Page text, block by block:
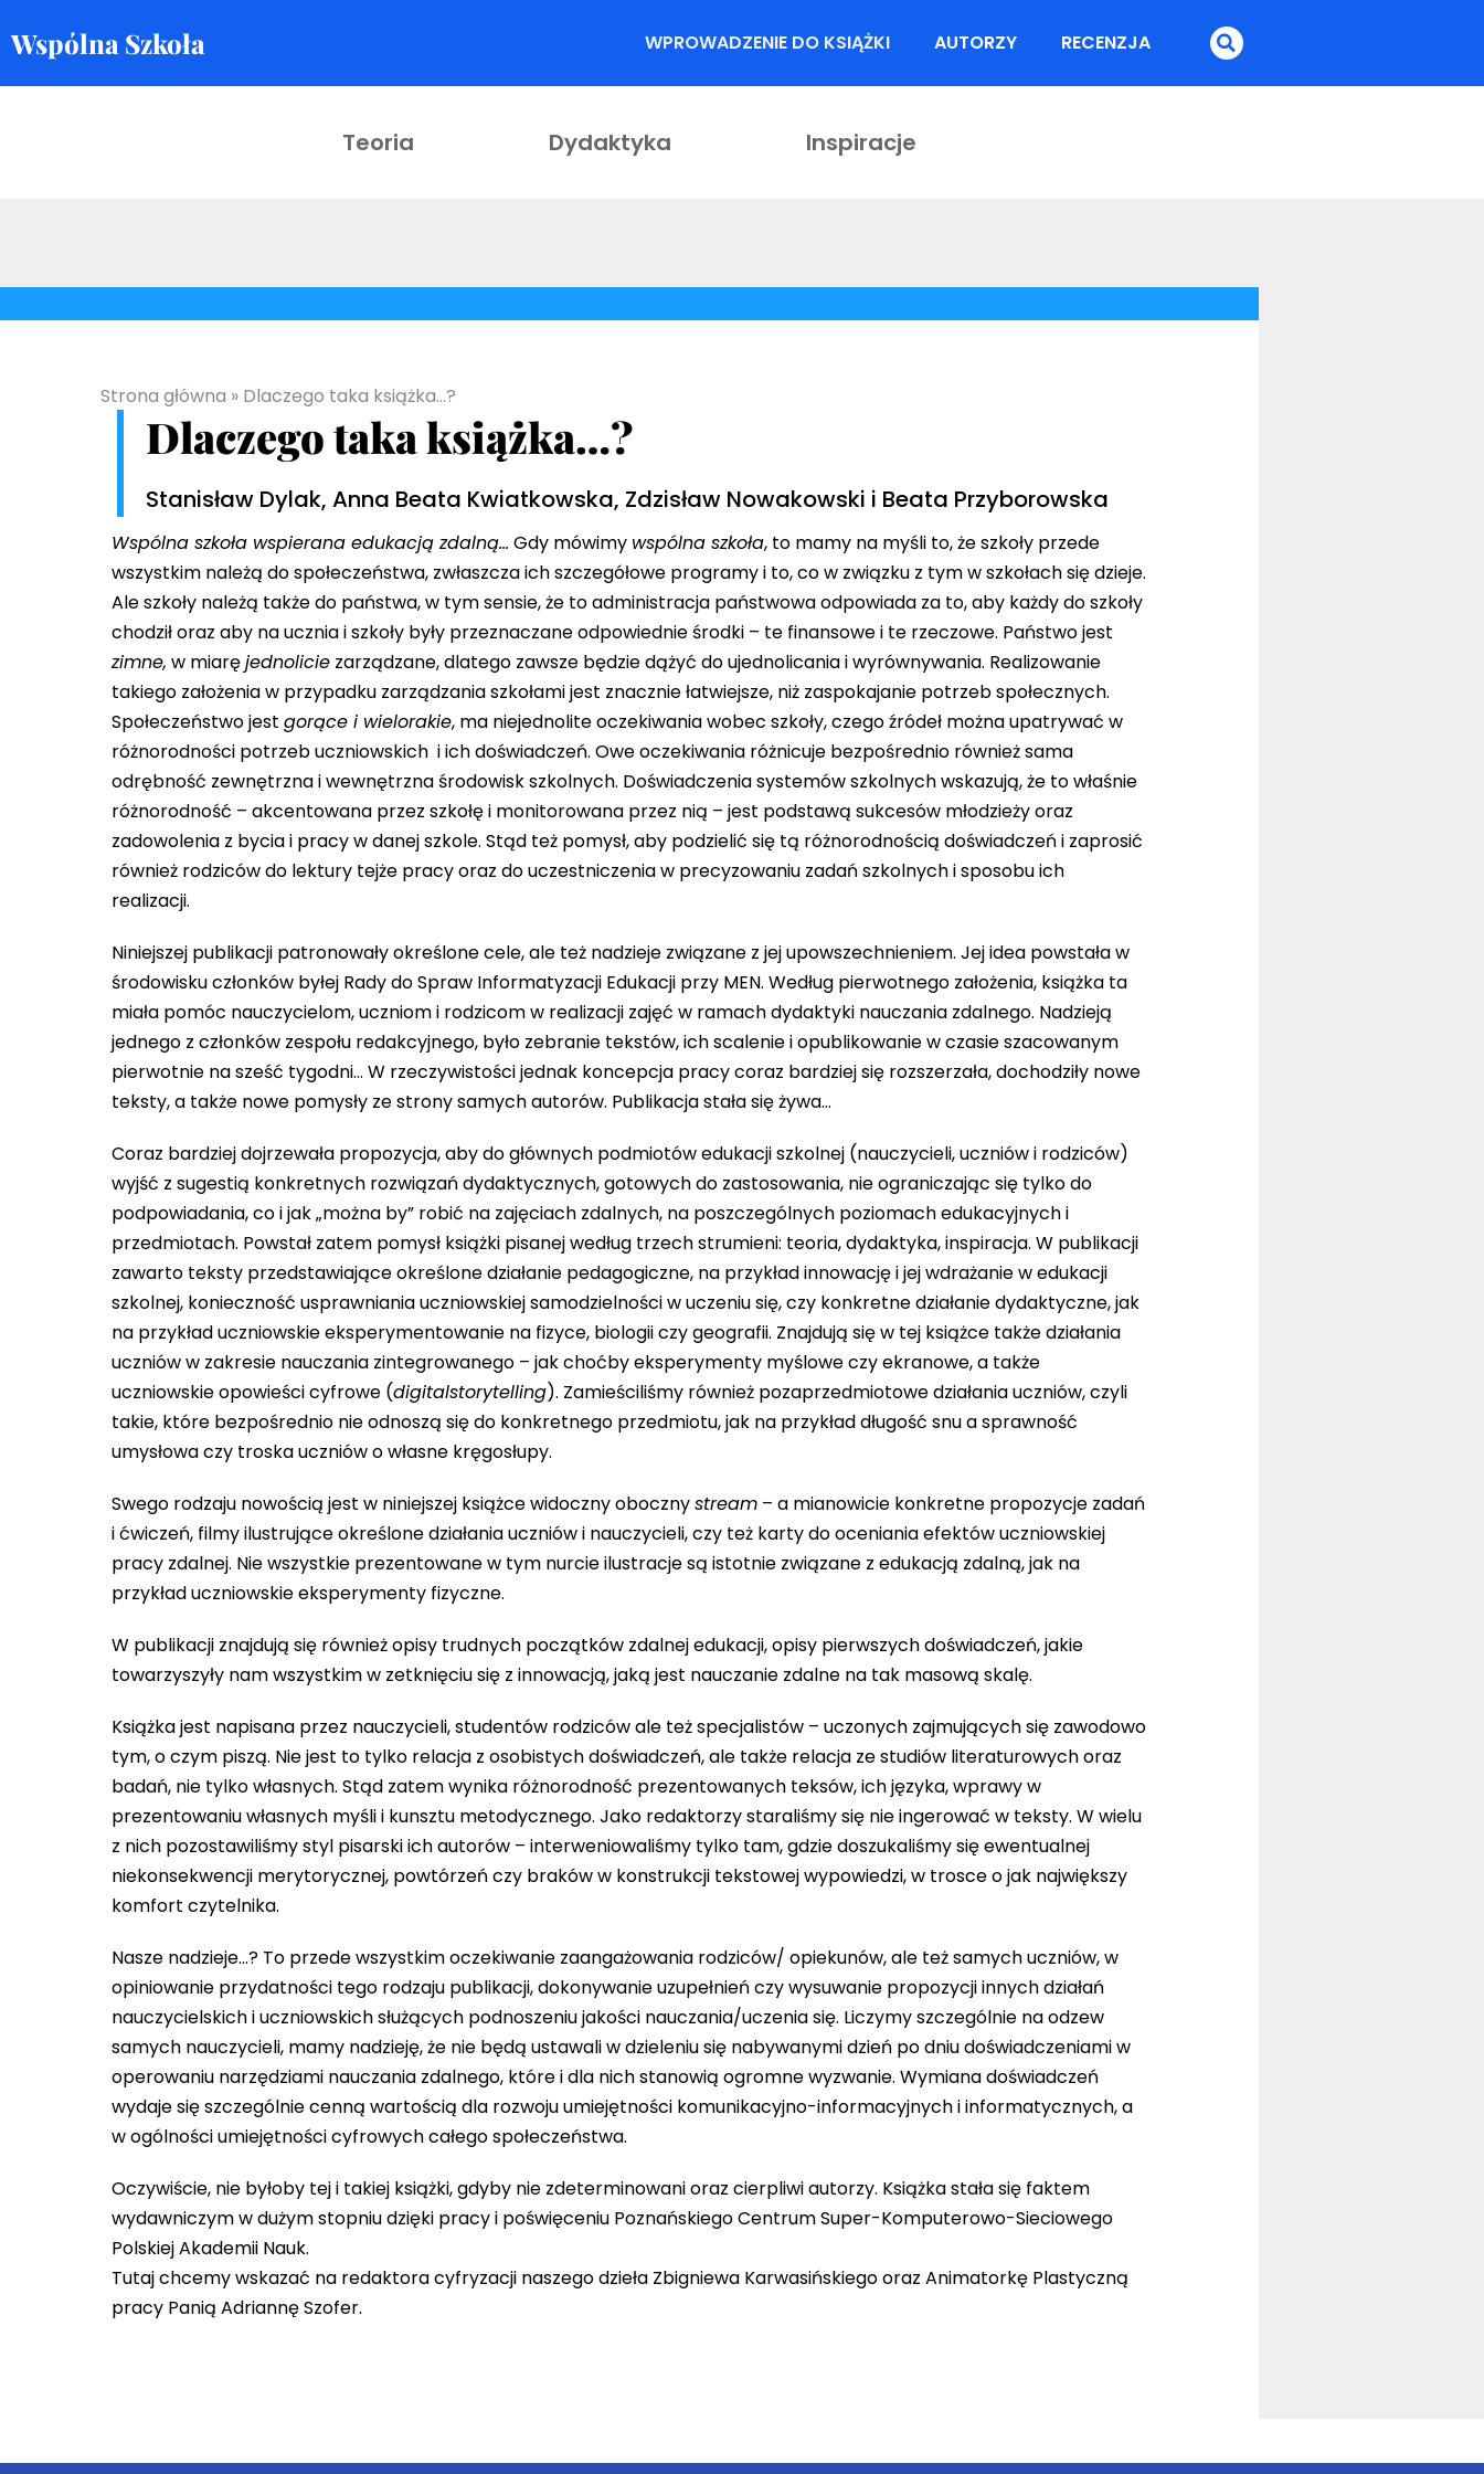
Skocz
do
Wspólna Szkoła WPROWADZENIE DO KSIĄŻKI AUTORZY RECENZJA
Teoria Dydaktyka Inspiracje
Strona główna » Dlaczego taka książka…?
Dlaczego taka książka…?
Stanisław Dylak, Anna Beata Kwiatkowska, Zdzisław Nowakowski i Beata Przyborowska
Wspólna szkoła wspierana edukacją zdalną… Gdy mówimy wspólna szkoła, to mamy na myśli to, że szkoły przede
wszystkim należą do społeczeństwa, zwłaszcza ich szczegółowe programy i to, co w związku z tym w szkołach się dzieje.
Ale szkoły należą także do państwa, w tym sensie, że to administracja państwowa odpowiada za to, aby każdy do szkoły
chodził oraz aby na ucznia i szkoły były przeznaczane odpowiednie środki – te finansowe i te rzeczowe. Państwo jest
zimne, w miaręjednolicie zarządzane, dlatego zawsze będzie dążyć do ujednolicania i wyrównywania. Realizowanie
takiego założenia w przypadku zarządzania szkołami jest znacznie łatwiejsze, niż zaspokajanie potrzeb społecznych.
Społeczeństwo jestgorące i wielorakie, ma niejednolite oczekiwania wobec szkoły, czego źródeł można upatrywać w
różnorodności potrzeb uczniowskich i ich doświadczeń. Owe oczekiwania różnicuje bezpośrednio również sama
odrębność zewnętrzna i wewnętrzna środowisk szkolnych. Doświadczenia systemów szkolnych wskazują, że to właśnie
różnorodność – akcentowana przez szkołę i monitorowana przez nią – jest podstawą sukcesów młodzieży oraz
zadowolenia z bycia i pracy w danej szkole. Stąd też pomysł, aby podzielić się tą różnorodnością doświadczeń i zaprosić
również rodziców do lektury tejże pracy oraz do uczestniczenia w precyzowaniu zadań szkolnych i sposobu ich
realizacji.
Niniejszej publikacji patronowały określone cele, ale też nadzieje związane z jej upowszechnieniem. Jej idea powstała w
środowisku członków byłej Rady do Spraw Informatyzacji Edukacji przy MEN. Według pierwotnego założenia, książka ta
miała pomóc nauczycielom, uczniom i rodzicom w realizacji zajęć w ramach dydaktyki nauczania zdalnego. Nadzieją
jednego z członków zespołu redakcyjnego, było zebranie tekstów, ich scalenie i opublikowanie w czasie szacowanym
pierwotnie na sześć tygodni… W rzeczywistości jednak koncepcja pracy coraz bardziej się rozszerzała, dochodziły nowe
teksty, a także nowe pomysły ze strony samych autorów. Publikacja stała się żywa…
Coraz bardziej dojrzewała propozycja, aby do głównych podmiotów edukacji szkolnej (nauczycieli, uczniów i rodziców)
wyjść z sugestią konkretnych rozwiązań dydaktycznych, gotowych do zastosowania, nie ograniczając się tylko do
podpowiadania, co i jak „można by” robić na zajęciach zdalnych, na poszczególnych poziomach edukacyjnych i
przedmiotach. Powstał zatem pomysł książki pisanej według trzech strumieni: teoria, dydaktyka, inspiracja. W publikacji
zawarto teksty przedstawiające określone działanie pedagogiczne, na przykład innowację i jej wdrażanie w edukacji
szkolnej, konieczność usprawniania uczniowskiej samodzielności w uczeniu się, czy konkretne działanie dydaktyczne, jak
na przykład uczniowskie eksperymentowanie na fizyce, biologii czy geografii. Znajdują się w tej książce także działania
uczniów w zakresie nauczania zintegrowanego – jak choćby eksperymenty myślowe czy ekranowe, a także
uczniowskie opowieści cyfrowe (digitalstorytelling). Zamieściliśmy również pozaprzedmiotowe działania uczniów, czyli
takie, które bezpośrednio nie odnoszą się do konkretnego przedmiotu, jak na przykład długość snu a sprawność
umysłowa czy troska uczniów o własne kręgosłupy.
Swego rodzaju nowością jest w niniejszej książce widoczny obocznystream – a mianowicie konkretne propozycje zadań
i ćwiczeń, filmy ilustrujące określone działania uczniów i nauczycieli, czy też karty do oceniania efektów uczniowskiej
pracy zdalnej. Nie wszystkie prezentowane w tym nurcie ilustracje są istotnie związane z edukacją zdalną, jak na
przykład uczniowskie eksperymenty fizyczne.
W publikacji znajdują się również opisy trudnych początków zdalnej edukacji, opisy pierwszych doświadczeń, jakie
towarzyszyły nam wszystkim w zetknięciu się z innowacją, jaką jest nauczanie zdalne na tak masową skalę.
Książka jest napisana przez nauczycieli, studentów rodziców ale też specjalistów – uczonych zajmujących się zawodowo
tym, o czym piszą. Nie jest to tylko relacja z osobistych doświadczeń, ale także relacja ze studiów literaturowych oraz
badań, nie tylko własnych. Stąd zatem wynika różnorodność prezentowanych teksów, ich języka, wprawy w
prezentowaniu własnych myśli i kunsztu metodycznego. Jako redaktorzy staraliśmy się nie ingerować w teksty. W wielu
z nich pozostawiliśmy styl pisarski ich autorów – interweniowaliśmy tylko tam, gdzie doszukaliśmy się ewentualnej
niekonsekwencji merytorycznej, powtórzeń czy braków w konstrukcji tekstowej wypowiedzi, w trosce o jak największy
komfort czytelnika.
Nasze nadzieje…? To przede wszystkim oczekiwanie zaangażowania rodziców/ opiekunów, ale też samych uczniów, w
opiniowanie przydatności tego rodzaju publikacji, dokonywanie uzupełnień czy wysuwanie propozycji innych działań
nauczycielskich i uczniowskich służących podnoszeniu jakości nauczania/uczenia się. Liczymy szczególnie na odzew
samych nauczycieli, mamy nadzieję, że nie będą ustawali w dzieleniu się nabywanymi dzień po dniu doświadczeniami w
operowaniu narzędziami nauczania zdalnego, które i dla nich stanowią ogromne wyzwanie. Wymiana doświadczeń
wydaje się szczególnie cenną wartością dla rozwoju umiejętności komunikacyjno-informacyjnych i informatycznych, a
w ogólności umiejętności cyfrowych całego społeczeństwa.
Oczywiście, nie byłoby tej i takiej książki, gdyby nie zdeterminowani oraz cierpliwi autorzy. Książka stała się faktem
wydawniczym w dużym stopniu dzięki pracy i poświęceniu Poznańskiego Centrum Super-Komputerowo-Sieciowego
Polskiej Akademii Nauk.
Tutaj chcemy wskazać na redaktora cyfryzacji naszego dzieła Zbigniewa Karwasińskiego oraz Animatorkę Plastyczną
pracy Panią Adriannę Szofer.